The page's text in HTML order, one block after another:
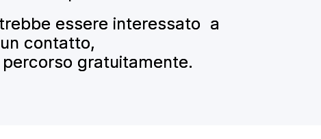
essere interessato a
contatto,
gratuitamente.